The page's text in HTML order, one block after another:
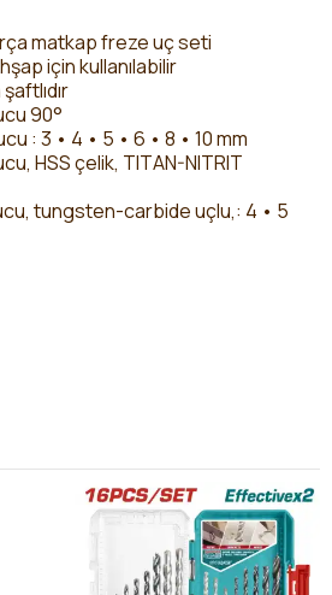
matkap freze uç seti
için kullanılabilir
90°
: 3 • 4 • 5 • 6 • 8 • 10 mm
HSS çelik, TITAN-NITRIT
tungsten-carbide uçlu,: 4 • 5